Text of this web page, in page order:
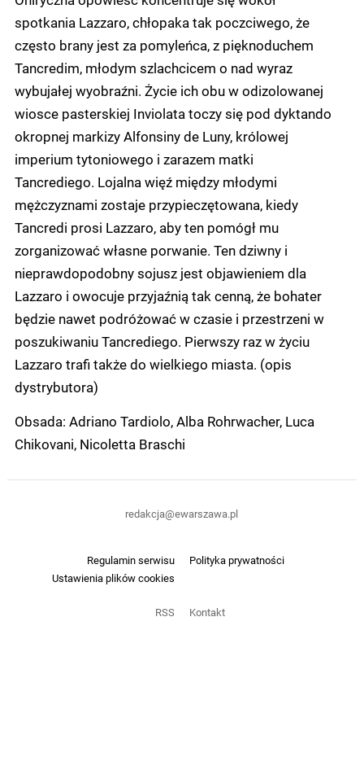
spotkania Lazzaro, chłopaka tak poczciwego, że
często brany jest za pomyleńca, z pięknoduchem
Tancredim, młodym szlachcicem o nad wyraz
wybujałej wyobraźni. Życie ich obu w odizolowanej
wiosce pasterskiej Inviolata toczy się pod dyktando
okropnej markizy Alfonsiny de Luny, królowej
imperium tytoniowego i zarazem matki
Tancrediego. Lojalna więź między młodymi
mężczyznami zostaje przypieczętowana, kiedy
Tancredi prosi Lazzaro, aby ten pomógł mu
zorganizować własne porwanie. Ten dziwny i
nieprawdopodobny sojusz jest objawieniem dla
Lazzaro i owocuje przyjaźnią tak cenną, że bohater
będzie nawet podróżować w czasie i przestrzeni w
poszukiwaniu Tancrediego. Pierwszy raz w życiu
Lazzaro trafi także do wielkiego miasta. (opis
dystrybutora)
Obsada: Adriano Tardiolo, Alba Rohrwacher, Luca
Chikovani, Nicoletta Braschi
Regulamin serwisu
Polityka prywatności
Ustawienia plików cookies
RSS Kontakt
redakcja@ewarszawa.pl